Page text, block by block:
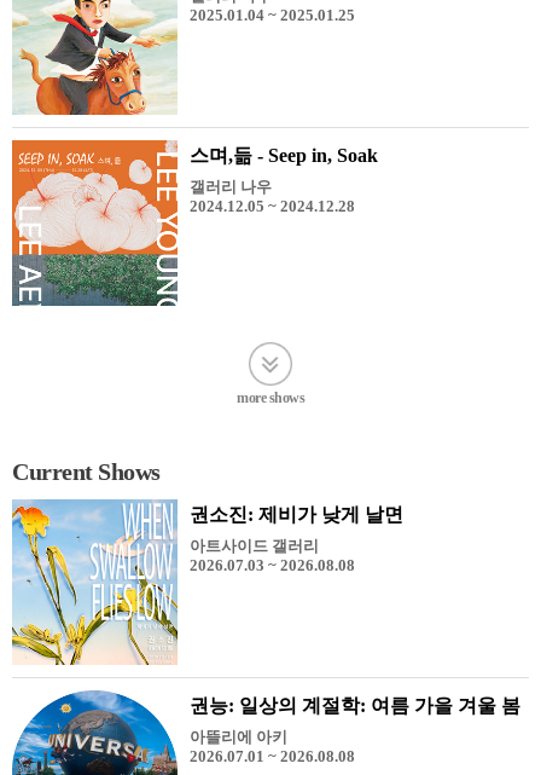
2025.01.04 ~ 2025.01.25
스며,듦 - Seep in, Soak
갤러리 나우
2024.12.05 ~ 2024.12.28
more shows
Current Shows
권소진: 제비가 낮게 날면
아트사이드 갤러리
2026.07.03 ~ 2026.08.08
권능: 일상의 계절학: 여름 가을 겨울 봄
아뜰리에 아키
2026.07.01 ~ 2026.08.08